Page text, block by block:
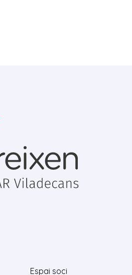
Espai soci